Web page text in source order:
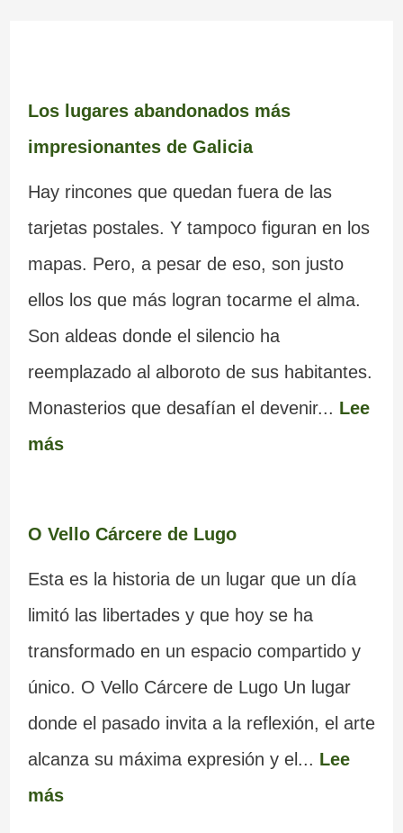
Los lugares abandonados más
impresionantes de Galicia
Hay rincones que quedan fuera de las
tarjetas postales. Y tampoco figuran en los
mapas. Pero, a pesar de eso, son justo
ellos los que más logran tocarme el alma.
Son aldeas donde el silencio ha
reemplazado al alboroto de sus habitantes.
Monasterios que desafían el devenir... Lee
más
O Vello Cárcere de Lugo
Esta es la historia de un lugar que un día
limitó las libertades y que hoy se ha
transformado en un espacio compartido y
único. O Vello Cárcere de Lugo Un lugar
donde el pasado invita a la reflexión, el arte
alcanza su máxima expresión y el... Lee
más